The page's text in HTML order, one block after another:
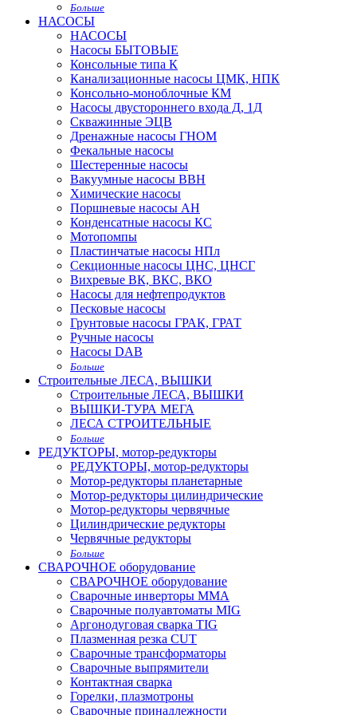
Больше
НАСОСЫ
НАСОСЫ
Насосы БЫТОВЫЕ
Консольные типа К
Канализационные насосы ЦМК, НПК
Консольно-моноблочные КМ
Насосы двустороннего входа Д, 1Д
Скважинные ЭЦВ
Дренажные насосы ГНОМ
Фекальные насосы
Шестеренные насосы
Вакуумные насосы ВВН
Химические насосы
Поршневые насосы АН
Конденсатные насосы КС
Мотопомпы
Пластинчатые насосы НПл
Секционные насосы ЦНС, ЦНСГ
Вихревые ВК, ВКС, ВКО
Насосы для нефтепродуктов
Песковые насосы
Грунтовые насосы ГРАК, ГРАТ
Ручные насосы
Насосы DAB
Больше
Строительные ЛЕСА, ВЫШКИ
Строительные ЛЕСА, ВЫШКИ
ВЫШКИ-ТУРА МЕГА
ЛЕСА СТРОИТЕЛЬНЫЕ
Больше
РЕДУКТОРЫ, мотор-редукторы
РЕДУКТОРЫ, мотор-редукторы
Мотор-редукторы планетарные
Мотор-редукторы цилиндрические
Мотор-редукторы червячные
Цилиндрические редукторы
Червячные редукторы
Больше
СВАРОЧНОЕ оборудование
СВАРОЧНОЕ оборудование
Сварочные инверторы MMA
Сварочные полуавтоматы MIG
Аргонодуговая сварка TIG
Плазменная резка CUT
Сварочные трансформаторы
Сварочные выпрямители
Контактная сварка
Горелки, плазмотроны
Сварочные принадлежности